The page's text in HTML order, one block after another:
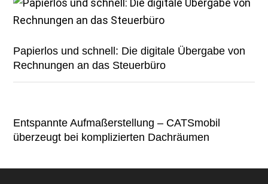
Papierlos und schnell: Die digitale Übergabe von
Rechnungen an das Steuerbüro
Entspannte Aufmaßerstellung – CATSmobil
überzeugt bei komplizierten Dachräumen